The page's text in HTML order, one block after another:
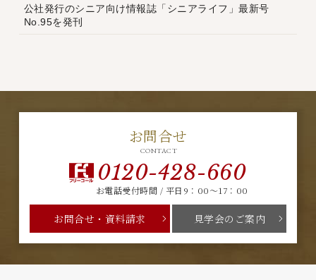
公社発行のシニア向け情報誌「シニアライフ」最新号
No.95を発刊
お問合せ
CONTACT
0120-428-660
お電話受付時間 / 平日9：00～17：00
お問合せ・資料請求 見学会のご案内